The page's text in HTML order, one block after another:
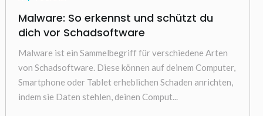
Malware: So erkennst und schützt du
dich vor Schadsoftware
Malware ist ein Sammelbegriff für verschiedene Arten
von Schadsoftware. Diese können auf deinem Computer,
Smartphone oder Tablet erheblichen Schaden anrichten,
indem sie Daten stehlen, deinen Comput...